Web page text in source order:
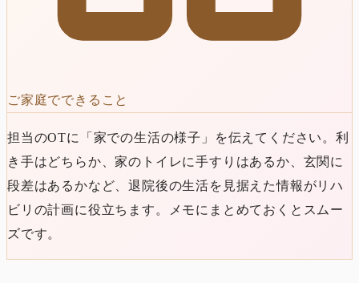
ご家庭でできること
担当のOTに「家での生活の様子」を伝えてください。利
き手はどちらか、家のトイレに手すりはあるか、玄関に
段差はあるかなど、退院後の生活を見据えた情報がリハ
ビリの計画に役立ちます。メモにまとめておくとスムー
ズです。